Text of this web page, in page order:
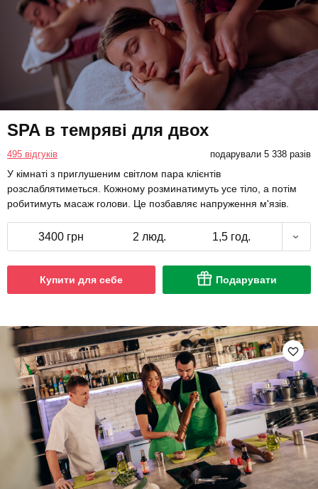
SPA в темряві для двох
495 відгуків подарували 5 338 разів
У кімнаті з приглушеним світлом пара клієнтів
розслаблятиметься. Кожному розминатимуть усе тіло, а потім
робитимуть масаж голови. Це позбавляє напруження м'язів.
3400 грн 2 люд. 1,5 год.
Купити для себе Подарувати